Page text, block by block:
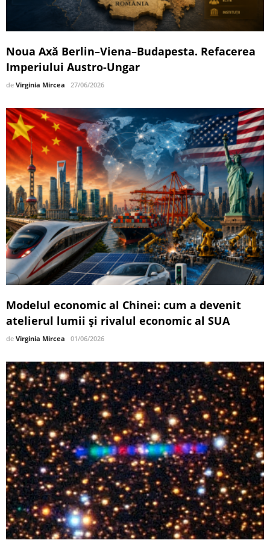
Noua Axă Berlin–Viena–Budapesta. Refacerea
Imperiului Austro-Ungar
de Virginia Mircea 27/06/2026
Modelul economic al Chinei: cum a devenit
atelierul lumii și rivalul economic al SUA
de Virginia Mircea 01/06/2026